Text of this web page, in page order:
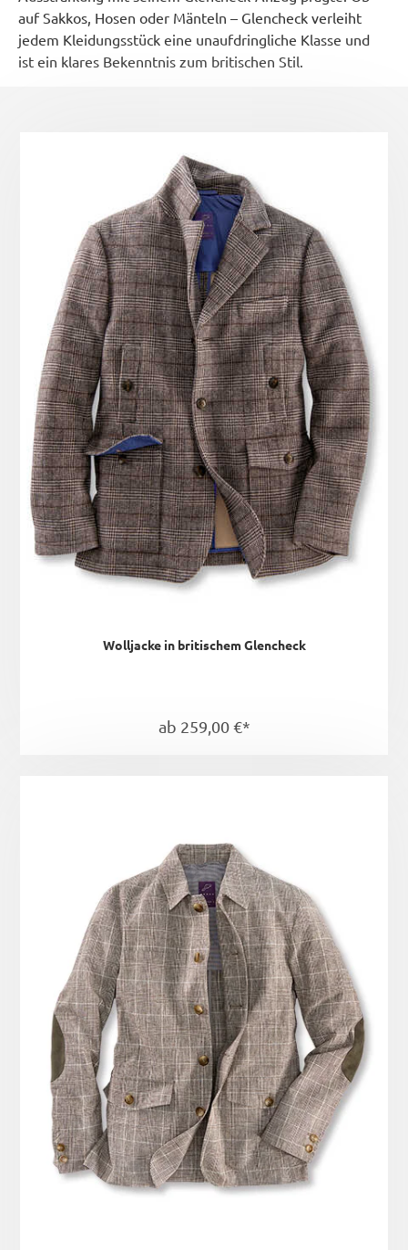
auf Sakkos, Hosen oder Mänteln – Glencheck verleiht
jedem Kleidungsstück eine unaufdringliche Klasse und
ist ein klares Bekenntnis zum britischen Stil.
Wolljacke in britischem Glencheck
ab 259,00 €*